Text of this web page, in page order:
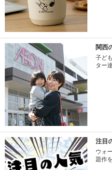
関西
子ど
ター
注目
ウォ
題作